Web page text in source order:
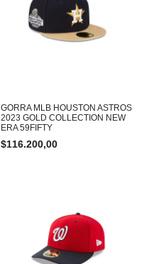
GORRA MLB HOUSTON ASTROS
2023 GOLD COLLECTION NEW
ERA 59FIFTY
$116.200,00